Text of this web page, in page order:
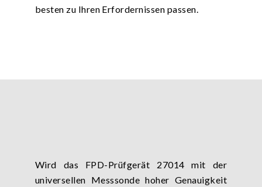
besten zu Ihren Erfordernissen passen.
Wird das FPD-Prüfgerät 27014 mit der
universellen Messsonde hoher Genauigkeit